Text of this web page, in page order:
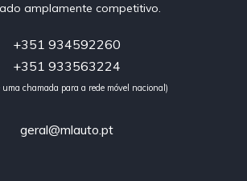
amplamente competitivo.
+351 934592260
+351 933563224
uma chamada para a rede móvel nacional)
geral@mlauto.pt